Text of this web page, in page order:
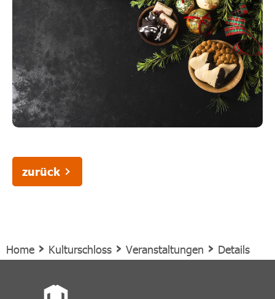
zurück
Home › Kulturschloss › Veranstaltungen › Details